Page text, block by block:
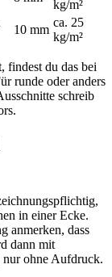
kg/m²
10 mm
ca. 25
kg/m²
findest du das bei
runde oder anders
schreib
in einer Ecke.
anmerken, dass
dann mit
nur ohne Aufdruck.